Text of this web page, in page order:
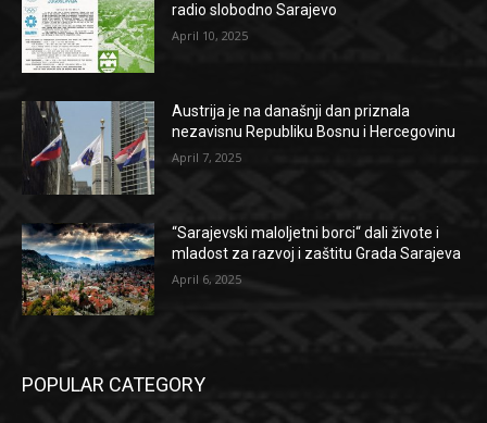
radio slobodno Sarajevo
April 10, 2025
Austrija je na današnji dan priznala
nezavisnu Republiku Bosnu i Hercegovinu
April 7, 2025
“Sarajevski maloljetni borci“ dali živote i
mladost za razvoj i zaštitu Grada Sarajeva
April 6, 2025
POPULAR CATEGORY